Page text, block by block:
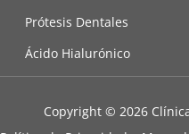
Prótesis Dentales
Ácido Hialurónico
Copyright © 2026